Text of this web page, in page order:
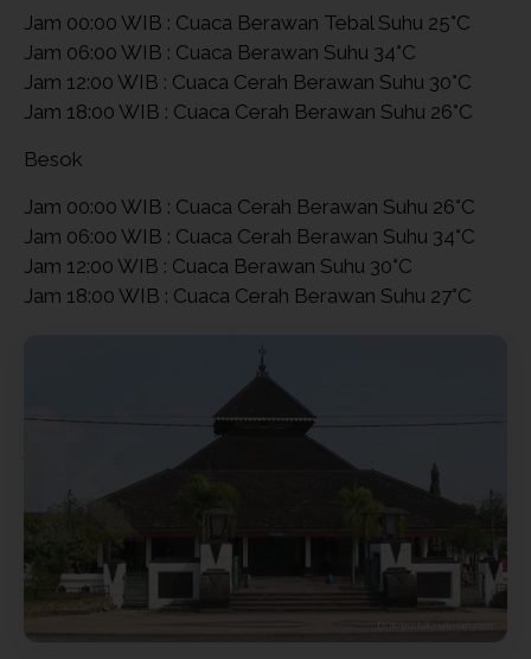
Jam 00:00 WIB : Cuaca Berawan Tebal Suhu 25°C
Jam 06:00 WIB : Cuaca Berawan Suhu 34°C
Jam 12:00 WIB : Cuaca Cerah Berawan Suhu 30°C
Jam 18:00 WIB : Cuaca Cerah Berawan Suhu 26°C
Besok
Jam 00:00 WIB : Cuaca Cerah Berawan Suhu 26°C
Jam 06:00 WIB : Cuaca Cerah Berawan Suhu 34°C
Jam 12:00 WIB : Cuaca Berawan Suhu 30°C
Jam 18:00 WIB : Cuaca Cerah Berawan Suhu 27°C